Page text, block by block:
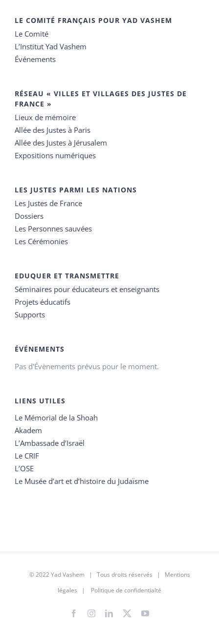
LE COMITÉ FRANÇAIS POUR YAD VASHEM
Le Comité
L’Institut Yad Vashem
Événements
RÉSEAU « VILLES ET VILLAGES DES JUSTES DE
FRANCE »
Lieux de mémoire
Allée des Justes à Paris
Allée des Justes à Jérusalem
Expositions numériques
LES JUSTES PARMI LES NATIONS
Les Justes de France
Dossiers
Les Personnes sauvées
Les Cérémonies
EDUQUER ET TRANSMETTRE
Séminaires pour éducateurs et enseignants
Projets éducatifs
Supports
ÉVÉNEMENTS
Pas d'Évènements prévus pour le moment.
LIENS UTILES
Le Mémorial de la Shoah
Akadem
L’Ambassade d’Israël
Le CRIF
L’OSE
Le Musée d’art et d’histoire du Judaïsme
© 2022 Yad Vashem | Tous droits réservés | Mentions
légales | Politique de confidentialté
FacebookInstagramLinkedIn
X YouTube